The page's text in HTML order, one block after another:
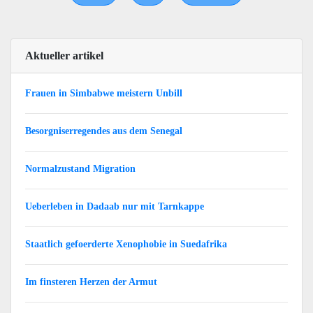
Aktueller artikel
Frauen in Simbabwe meistern Unbill
Besorgniserregendes aus dem Senegal
Normalzustand Migration
Ueberleben in Dadaab nur mit Tarnkappe
Staatlich gefoerderte Xenophobie in Suedafrika
Im finsteren Herzen der Armut